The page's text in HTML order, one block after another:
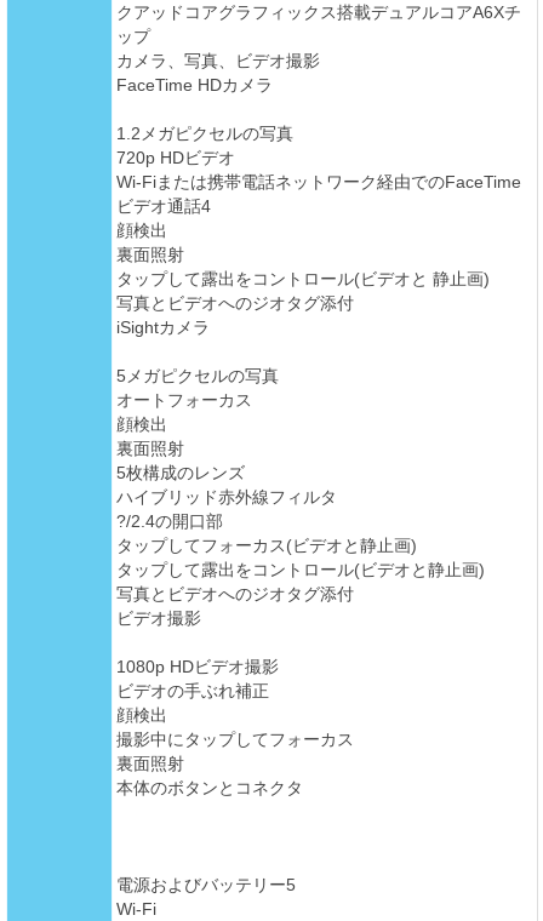
クアッドコアグラフィックス搭載デュアルコアA6Xチ
ップ
カメラ、写真、ビデオ撮影
FaceTime HDカメラ
1.2メガピクセルの写真
720p HDビデオ
Wi-Fiまたは携帯電話ネットワーク経由でのFaceTime
ビデオ通話4
顔検出
裏面照射
タップして露出をコントロール(ビデオと 静止画)
写真とビデオへのジオタグ添付
iSightカメラ
5メガピクセルの写真
オートフォーカス
顔検出
裏面照射
5枚構成のレンズ
ハイブリッド赤外線フィルタ
?/2.4の開口部
タップしてフォーカス(ビデオと静止画)
タップして露出をコントロール(ビデオと静止画)
写真とビデオへのジオタグ添付
ビデオ撮影
1080p HDビデオ撮影
ビデオの手ぶれ補正
顔検出
撮影中にタップしてフォーカス
裏面照射
本体のボタンとコネクタ
電源およびバッテリー5
Wi-Fi